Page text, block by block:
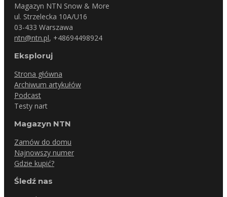
Magazyn NTN Snow & More
ul. Strzelecka 10A/U16
03-433 Warszawa
ntn@ntn.pl, +48694498924
Eksploruj
Strona główna
Archiwum artykułów
Podcast
Testy nart
Magazyn NTN
Zamów do domu
Najnowszy numer
Gdzie kupić?
Śledź nas